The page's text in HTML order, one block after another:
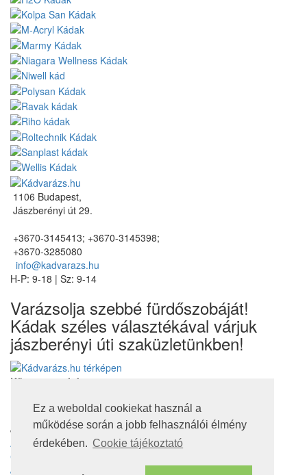
Ez a weboldal cookiekat használ a
működése során a jobb felhasználói élmény
érdekében. Cookie tájékoztató
1106 Budapest,
Jászberényi út 29.
+3670-3145413; +3670-3145398;
+3670-3285080
info@kadvarazs.hu
H-P: 9-18 | Sz: 9-14
Varázsolja szebbé fürdőszobáját!
Kádak széles választékával várjuk
jászberényi úti szaküzletünkben!
Kövessen minket
Jogi nyilatkozatok
Adatvédelmi tájékoztató
Cookie tájékoztató
Jótállás, szavatosság